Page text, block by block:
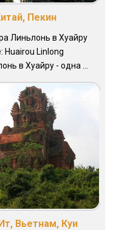
Пекин
Линьлонь в Хуайру
Huairou Linlong
в Хуайру - одна ...
Вьетнам, Куи